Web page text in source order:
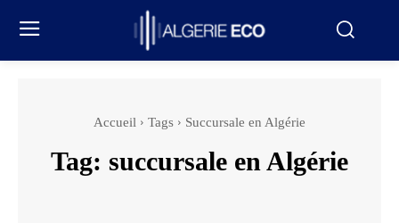
Accueil Tags Succursale en Algérie
Tag: succursale en Algérie